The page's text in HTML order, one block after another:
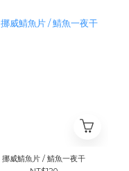
挪威鯖魚片 / 鯖魚一夜干